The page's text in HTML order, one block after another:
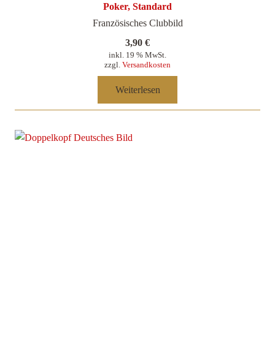
Poker, Standard
Französisches Clubbild
3,90 €
inkl. 19 % MwSt.
zzgl. Versandkosten
Weiterlesen